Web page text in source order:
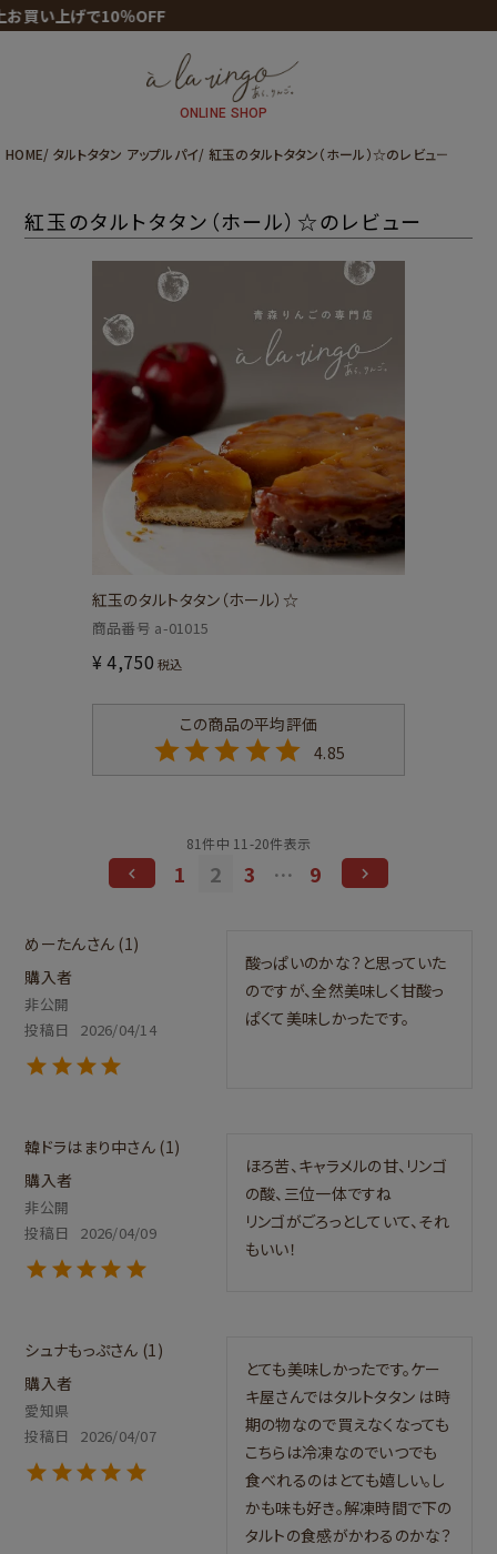
上げで10％OFF
ONLINE SHOP
HOME タルトタタン アップルパイ 紅玉のタルトタタン（ホール）☆のレビュー
紅玉のタルトタタン（ホール）☆のレビュー
紅玉のタルトタタン（ホール）☆
商品番号 a-01015
¥4,750 税込
4.85
81件中 11 -20件表示
1 2 3 … 9
めーたん
1
購入者
非公開
投稿日
2026/04/14
酸っぱいのかな？と思っていた
のですが、全然美味しく甘酸っ
ぱくて美味しかったです。
韓ドラはまり中
1
購入者
非公開
投稿日
2026/04/09
ほろ苦、キャラメルの甘、リンゴ
の酸、三位一体ですね
リンゴがごろっとしていて、それ
もいい！
シュナもっぷ
1
購入者
愛知県
投稿日
2026/04/07
とても美味しかったです。ケー
キ屋さんではタルトタタン は時
期の物なので買えなくなっても
こちらは冷凍なのでいつでも
食べれるのはとても嬉しい。し
かも味も好き。解凍時間で下の
タルトの食感がかわるのかな？